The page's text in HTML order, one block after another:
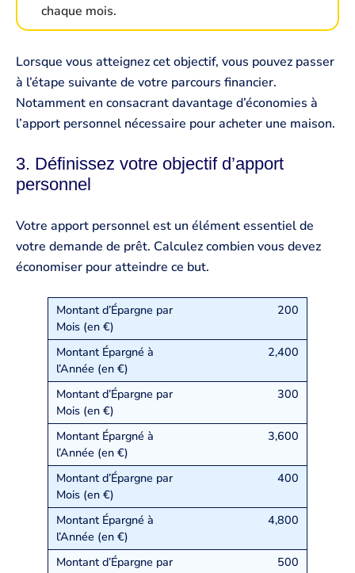
chaque mois.
Lorsque vous atteignez cet objectif, vous pouvez passer
à l’étape suivante de votre parcours financier.
Notamment en consacrant davantage d’économies à
l’apport personnel nécessaire pour acheter une maison.
3. Définissez votre objectif d’apport
personnel
Votre apport personnel est un élément essentiel de
votre demande de prêt. Calculez combien vous devez
économiser pour atteindre ce but.
200
2,400
300
3,600
400
4,800
500